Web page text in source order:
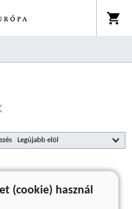
nincs találat
(cookie) használ